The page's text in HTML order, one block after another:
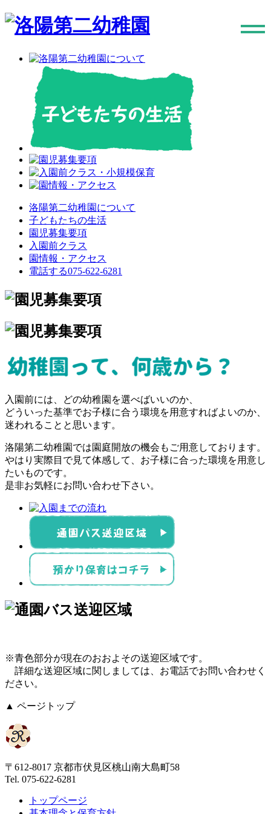
洛陽第二幼稚園について
子どもたちの生活
園児募集要項
入園前クラス
園情報・アクセス
電話する075-622-6281
入園前には、どの幼稚園を選べばいいのか、
どういった基準でお子様に合う環境を用意すればよいのか、
迷われることと思います。
洛陽第二幼稚園では園庭開放の機会もご用意しております。
やはり実際目で見て体感して、お子様に合った環境を用意し
たいものです。
是非お気軽にお問い合わせ下さい。
※青色部分が現在のおおよその送迎区域です。
詳細な送迎区域に関しましては、お電話でお問い合わせく
ださい。
▲ ページトップ
〒612-8017 京都市伏見区桃山南大島町58
Tel. 075-622-6281
トップページ